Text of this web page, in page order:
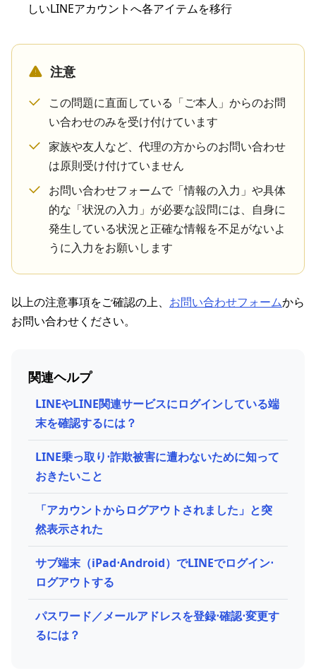
しいLINEアカウントへ各アイテムを移行
注意
この問題に直面している「ご本人」からのお問
い合わせのみを受け付けています
家族や友人など、代理の方からのお問い合わせ
は原則受け付けていません
お問い合わせフォームで「情報の入力」や具体
的な「状況の入力」が必要な設問には、自身に
発生している状況と正確な情報を不足がないよ
うに入力をお願いします
以上の注意事項をご確認の上、 お問い合わせフォームから
お問い合わせください。
関連ヘルプ
LINEやLINE関連サービスにログインしている端
末を確認するには？
LINE乗っ取り⋅詐欺被害に遭わないために知って
おきたいこと
「アカウントからログアウトされました」と突
然表示された
サブ端末（iPad⋅Android）でLINEでログイン⋅
ログアウトする
パスワード／メールアドレスを登録⋅確認⋅変更す
るには？